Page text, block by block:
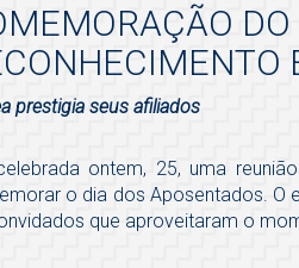
prestigia seus afiliados
ontem, 25, uma
o dia dos Aposentados. O
que aproveitaram o